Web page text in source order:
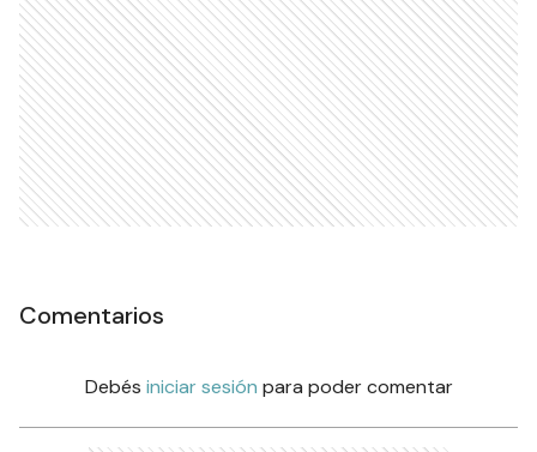
Comentarios
Debés iniciar sesión para poder comentar